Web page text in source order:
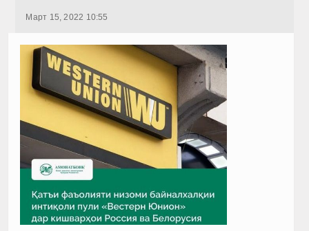
Март 15, 2022 10:55